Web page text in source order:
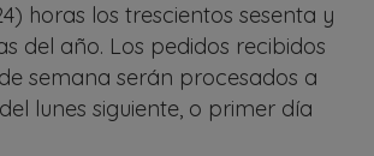
horas los trescientos sesenta y
del año. Los pedidos recibidos
semana serán procesados a
lunes siguiente, o primer día